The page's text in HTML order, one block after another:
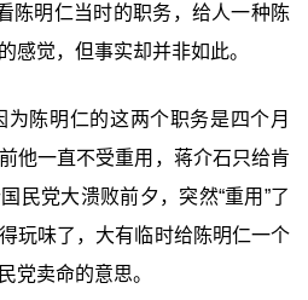
陈明仁当时的职务，给人一种陈
感觉，但事实却并非如此。
为陈明仁的这两个职务是四个月
他一直不受重用，蒋介石只给肯
民党大溃败前夕，突然“重用”了
玩味了，大有临时给陈明仁一个
党卖命的意思。